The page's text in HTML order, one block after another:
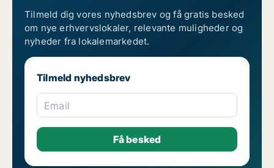
Tilmeld dig vores nyhedsbrev og få gratis besked
om nye erhvervslokaler, relevante muligheder og
nyheder fra lokalemarkedet.
Tilmeld nyhedsbrev
Email